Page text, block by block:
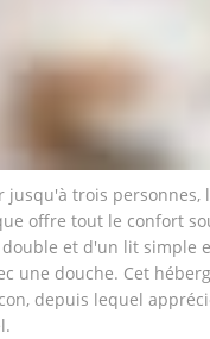
jusqu'à trois personnes,
offre tout le confort
et d'un lit simple
une douche. Cet
depuis lequel